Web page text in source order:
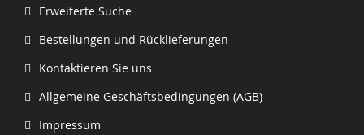
Erweiterte Suche
Bestellungen und Rücklieferungen
Kontaktieren Sie uns
Allgemeine Geschäftsbedingungen (AGB)
Impressum